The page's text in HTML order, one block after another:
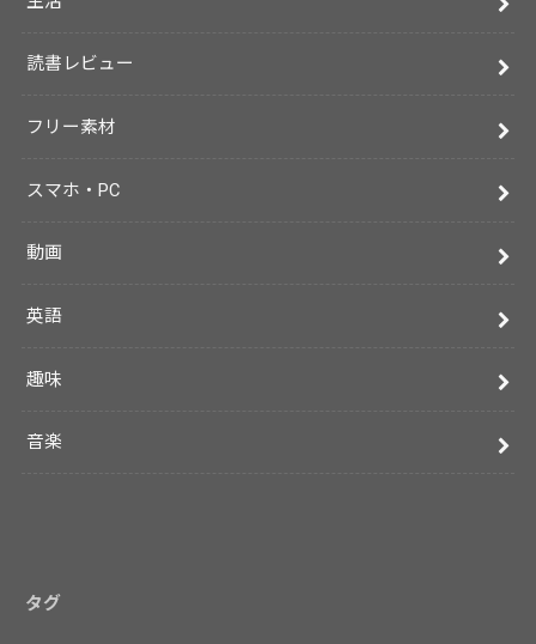
読書レビュー
フリー素材
スマホ・PC
動画
英語
趣味
音楽
タグ